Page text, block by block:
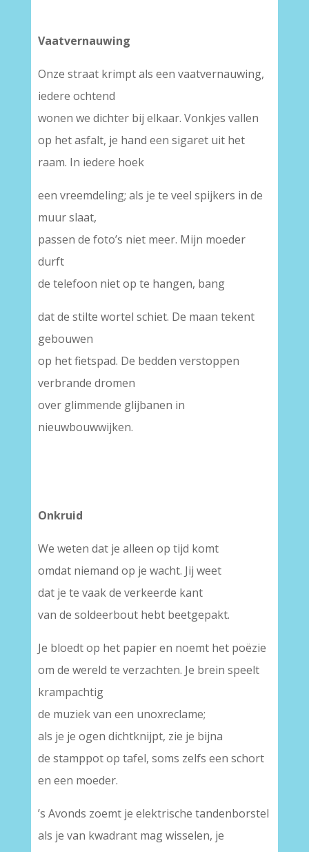
Vaatvernauwing
Onze straat krimpt als een vaatvernauwing,
iedere ochtend
wonen we dichter bij elkaar. Vonkjes vallen
op het asfalt, je hand een sigaret uit het
raam. In iedere hoek
een vreemdeling; als je te veel spijkers in de
muur slaat,
passen de foto’s niet meer. Mijn moeder
durft
de telefoon niet op te hangen, bang
dat de stilte wortel schiet. De maan tekent
gebouwen
op het fietspad. De bedden verstoppen
verbrande dromen
over glimmende glijbanen in
nieuwbouwwijken.
Onkruid
We weten dat je alleen op tijd komt
omdat niemand op je wacht. Jij weet
dat je te vaak de verkeerde kant
van de soldeerbout hebt beetgepakt.
Je bloedt op het papier en noemt het poëzie
om de wereld te verzachten. Je brein speelt
krampachtig
de muziek van een unoxreclame;
als je je ogen dichtknijpt, zie je bijna
de stamppot op tafel, soms zelfs een schort
en een moeder.
’s Avonds zoemt je elektrische tandenborstel
als je van kwadrant mag wisselen, je